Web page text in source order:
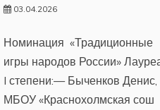
03.04.2026
Номинация «Традиционные
игры народов России»
I степени:— Быченков Денис,
МБОУ «Краснохолмская сош